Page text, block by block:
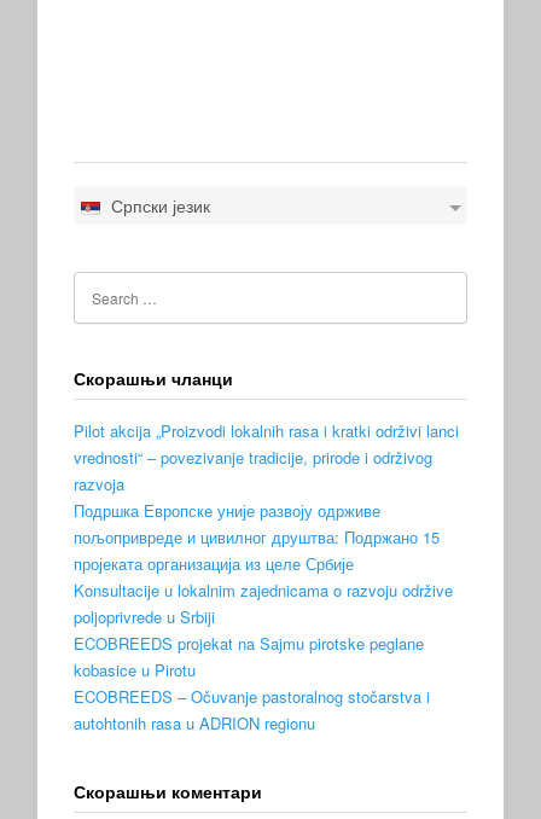
Српски језик
Скорашњи чланци
Pilot akcija „Proizvodi lokalnih rasa i kratki održivi lanci
vrednosti“ – povezivanje tradicije, prirode i održivog
razvoja
Подршка Европске уније развоју одрживе
пољопривреде и цивилног друштва: Подржано 15
пројеката организација из целе Србије
Konsultacije u lokalnim zajednicama o razvoju održive
poljoprivrede u Srbiji
ECOBREEDS projekat na Sajmu pirotske peglane
kobasice u Pirotu
ECOBREEDS – Očuvanje pastoralnog stočarstva i
autohtonih rasa u ADRION regionu
Скорашњи коментари